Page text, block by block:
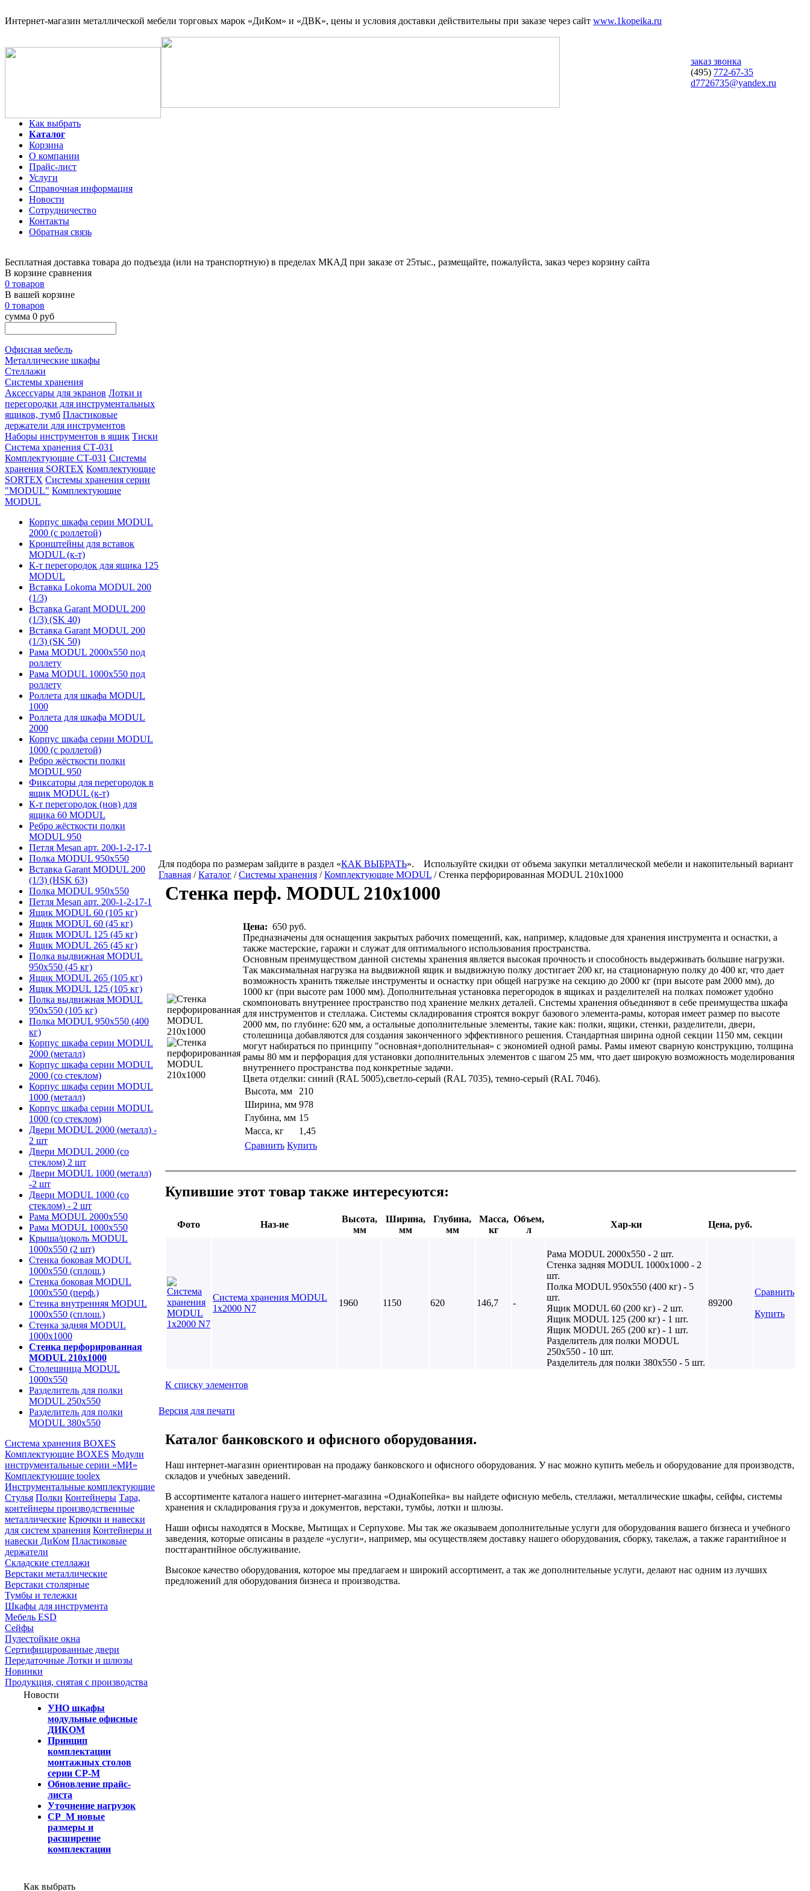
Интернет-магазин металлической мебели торговых марок «ДиКом» и «ДВК», цены и условия доставки действительны при заказе через сайт www.1kopeika.ru
заказ звонка
(495) 772-67-35
d7726735@yandex.ru
Как выбрать
Каталог
Корзина
О компании
Прайс-лист
Услуги
Справочная информация
Новости
Сотрудничество
Контакты
Обратная связь
Бесплатная доставка товара до подъезда (или на транспортную) в пределах МКАД при заказе от 25тыс., размещайте, пожалуйста, заказ через корзину сайта
В корзине сравнения
0 товаров
В вашей корзине
0 товаров
сумма 0 руб
Офисная мебель
Металлические шкафы
Стеллажи
Системы хранения
Аксессуары для экранов Лотки и
перегородки для инструментальных
ящиков, тумб Пластиковые
держатели для инструментов
Наборы инструментов в ящик Тиски
Система хранения СТ-031
Комплектующие СТ-031 Системы
хранения SORTEX Комплектующие
SORTEX Системы хранения серии
"MODUL" Комплектующие
MODUL
Корпус шкафа серии MODUL
2000 (с роллетой)
Кронштейны для вставок
MODUL (к-т)
К-т перегородок для ящика 125
MODUL
Вставка Lokoma MODUL 200
(1/3)
Вставка Garant MODUL 200
(1/3) (SK 40)
Вставка Garant MODUL 200
(1/3) (SK 50)
Рама MODUL 2000х550 под
роллету
Рама MODUL 1000х550 под
роллету
Роллета для шкафа MODUL
1000
Роллета для шкафа MODUL
2000
Корпус шкафа серии MODUL
1000 (с роллетой)
Ребро жёсткости полки
MODUL 950
Фиксаторы для перегородок в
ящик MODUL (к-т)
К-т перегородок (нов) для
ящика 60 MODUL
Ребро жёсткости полки
MODUL 950
Петля Mesan арт. 200-1-2-17-1
Полка MODUL 950х550
Вставка Garant MODUL 200
(1/3) (HSK 63)
Полка MODUL 950х550
Петля Mesan арт. 200-1-2-17-1
Ящик MODUL 60 (105 кг)
Ящик MODUL 60 (45 кг)
Ящик MODUL 125 (45 кг)
Ящик MODUL 265 (45 кг)
Полка выдвижная MODUL
950х550 (45 кг)
Ящик MODUL 265 (105 кг)
Ящик MODUL 125 (105 кг)
Полка выдвижная MODUL
950х550 (105 кг)
Полка MODUL 950х550 (400
кг)
Корпус шкафа серии MODUL
2000 (металл)
Корпус шкафа серии MODUL
2000 (со стеклом)
Корпус шкафа серии MODUL
1000 (металл)
Корпус шкафа серии MODUL
1000 (со стеклом)
Двери MODUL 2000 (металл) -
2 шт
Двери MODUL 2000 (со
стеклом) 2 шт
Двери MODUL 1000 (металл)
-2 шт
Двери MODUL 1000 (со
стеклом) - 2 шт
Рама MODUL 2000х550
Рама MODUL 1000х550
Крыша/цоколь MODUL
1000х550 (2 шт)
Стенка боковая MODUL
1000х550 (сплош.)
Стенка боковая MODUL
1000х550 (перф.)
Стенка внутренняя MODUL
1000х550 (сплош.)
Стенка задняя MODUL
1000х1000
Стенка перфорированная
MODUL 210х1000
Столешница MODUL
1000х550
Разделитель для полки
MODUL 250х550
Разделитель для полки
MODUL 380х550
Система хранения BOXES
Комплектующие BOXES Модули
инструментальные серии «МИ»
Комплектующие toolex
Инструментальные комплектующие
Стулья Полки Контейнеры Тара,
контейнеры производственные
металлические Крючки и навески
для систем хранения Контейнеры и
навески ДиКом Пластиковые
держатели
Складские стеллажи
Верстаки металлические
Верстаки столярные
Тумбы и тележки
Шкафы для инструмента
Мебель ESD
Сейфы
Пулестойкие окна
Сертифицированные двери
Передаточные Лотки и шлюзы
Новинки
Продукция, снятая с производства
Новости
УНО шкафы
модульные офисные
ДИКОМ
Принцип
комплектации
монтажных столов
серии СР-М
Обновление прайс-
листа
Уточнение нагрузок
СР_М новые
размеры и
расширение
комплектации
Как выбрать
Для подбора по размерам зайдите в раздел «КАК ВЫБРАТЬ».
Используйте скидки от объема закупки металлической мебели и накопительный вариант
Главная /Каталог /Системы хранения /Комплектующие MODUL / Стенка перфорированная MODUL 210х1000
Стенка перф. MODUL 210х1000
Цена: 650 руб.
Предназначены для оснащения закрытых рабочих помещений, как, например, кладовые для хранения инструмента и оснастки, а
также мастерские, гаражи и служат для оптимального использования пространства.
Основным преимуществом данной системы хранения является высокая прочность и способность выдерживать большие нагрузки.
Так максимальная нагрузка на выдвижной ящик и выдвижную полку достигает 200 кг, на стационарную полку до 400 кг, что дает
возможность хранить тяжелые инструменты и оснастку при общей нагрузке на секцию до 2000 кг (при высоте рам 2000 мм), до
1000 кг (при высоте рам 1000 мм). Дополнительная установка перегородок в ящиках и разделителей на полках поможет удобно
скомпоновать внутреннее пространство под хранение мелких деталей. Системы хранения объединяют в себе преимущества шкафа
для инструментов и стеллажа. Системы складирования строятся вокруг базового элемента-рамы, которая имеет размер по высоте
2000 мм, по глубине: 620 мм, а остальные дополнительные элементы, такие как: полки, ящики, стенки, разделители, двери,
столешница добавляются для создания законченного эффективного решения. Стандартная ширина одной секции 1150 мм, секции
могут набираться по принципу "основная+дополнительная» с экономией одной рамы. Рамы имеют сварную конструкцию, толщина
рамы 80 мм и перфорация для установки дополнительных элементов с шагом 25 мм, что дает широкую возможность моделирования
внутреннего пространства под конкретные задачи.
Цвета отделки: синий (RAL 5005),светло-серый (RAL 7035), темно-серый (RAL 7046).
Высота, мм
210
Ширина, мм 978
Глубина, мм 15
Масса, кг
1,45
Сравнить Купить
Купившие этот товар также интересуются:
Фото Наз-ие
Высота,
мм
Ширина,
мм
Глубина,
мм
Масса,
кг
Объем,
л
Хар-ки Цена, руб.
Система хранения MODUL
1х2000 N7
1960 1150 620 146,7 -
Рама MODUL 2000х550 - 2 шт.
Стенка задняя MODUL 1000х1000 - 2
шт.
Полка MODUL 950х550 (400 кг) - 5
шт.
Ящик MODUL 60 (200 кг) - 2 шт.
Ящик MODUL 125 (200 кг) - 1 шт.
Ящик MODUL 265 (200 кг) - 1 шт.
Разделитель для полки MODUL
250х550 - 10 шт.
Разделитель для полки 380х550 - 5 шт.
89200
Сравнить
Купить
К списку элементов
Версия для печати
Каталог банковского и офисного оборудования.
Наш интернет-магазин ориентирован на продажу банковского и офисного оборудования. У нас можно купить мебель и оборудование для производств,
складов и учебных заведений.
В ассортименте каталога нашего интернет-магазина «ОднаКопейка» вы найдете офисную мебель, стеллажи, металлические шкафы, сейфы, системы
хранения и складирования груза и документов, верстаки, тумбы, лотки и шлюзы.
Наши офисы находятся в Москве, Мытищах и Серпухове. Мы так же оказываем дополнительные услуги для оборудования вашего бизнеса и учебного
заведения, которые описаны в разделе «услуги», например, мы осуществляем доставку нашего оборудования, сборку, такелаж, а также гарантийное и
постгарантийное обслуживание.
Высокое качество оборудования, которое мы предлагаем и широкий ассортимент, а так же дополнительные услуги, делают нас одним из лучших
предложений для оборудования бизнеса и производства.